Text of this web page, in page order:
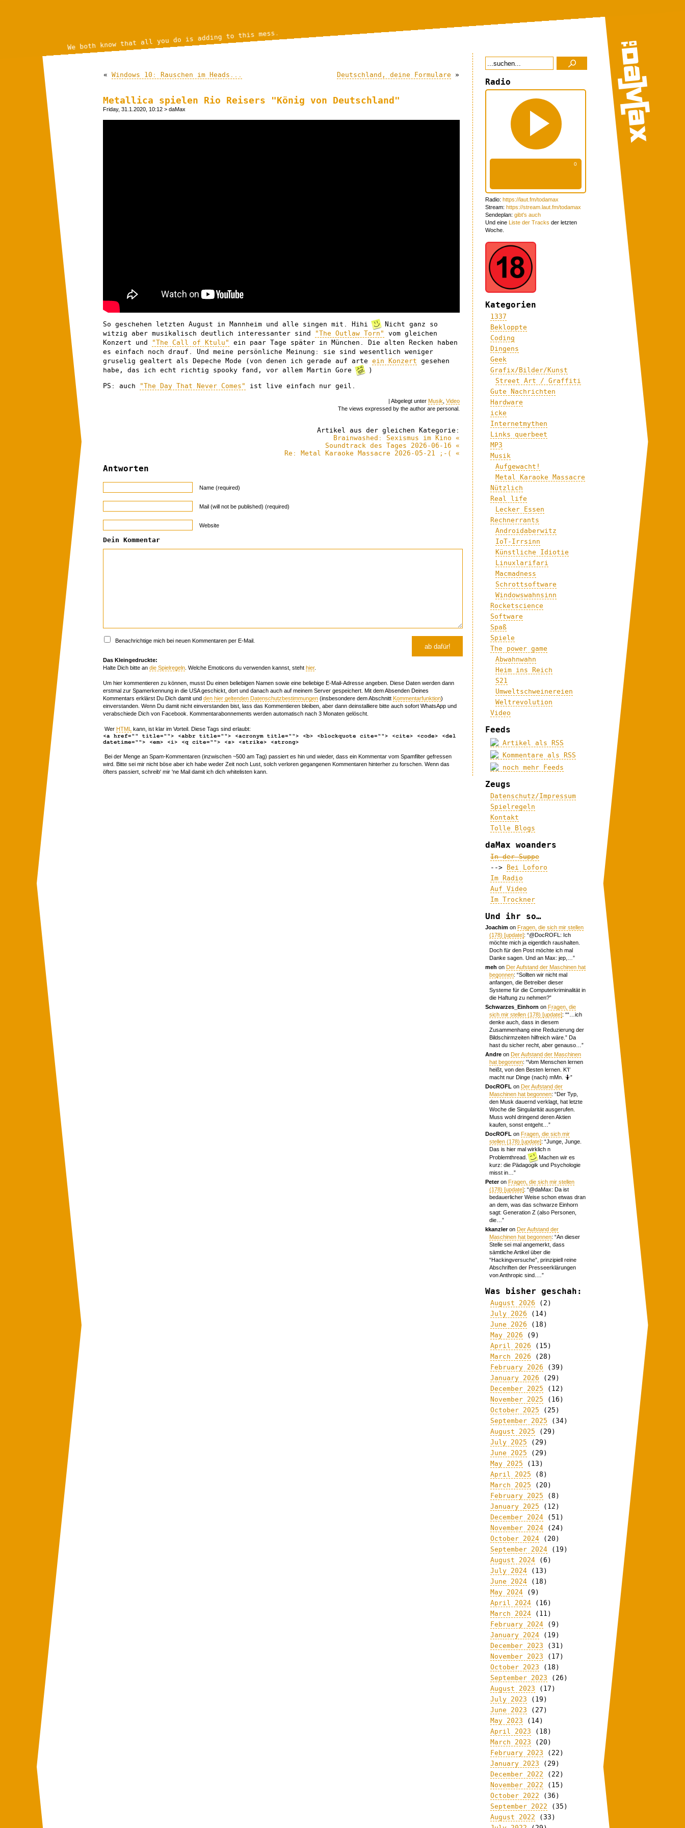
We both know that all you do is adding to this mess.
« Windows 10: Rauschen im Heads... Deutschland, deine Formulare »
Metallica spielen Rio Reisers "König von Deutschland"
Friday, 31.1.2020, 10:12 > daMax
So geschehen letzten August in Mannheim und alle singen mit. Hihi
Nicht ganz so
witzig aber musikalisch deutlich interessanter sind
"The Outlaw Torn"
vom gleichen
Konzert und
"The Call of Ktulu"
ein paar Tage später in München. Die alten Recken haben
es einfach noch drauf. Und meine persönliche Meinung: sie sind wesentlich weniger
gruselig gealtert als Depeche Mode (von denen ich gerade auf arte ein Konzert gesehen
habe, das ich echt richtig spooky fand, vor allem Martin Gore
)
PS: auch "The Day That Never Comes" ist live einfach nur geil.
| Abgelegt unter Musik Video
The views expressed by the author are personal.
Artikel aus der gleichen Kategorie:
Brainwashed: Sexismus im Kino «
Soundtrack des Tages 2026-06-16 «
Re: Metal Karaoke Massacre 2026-05-21 ;-( «
Antworten
Name (required)
Mail (will not be published) (required)
Website
Dein Kommentar
Benachrichtige mich bei neuen Kommentaren per E-Mail.
Das Kleingedruckte:
Halte Dich bitte an die Spielregeln . Welche Emoticons du verwenden kannst, steht hier.
Um hier kommentieren zu können, musst Du einen beliebigen Namen sowie eine beliebige E-Mail-Adresse angeben. Diese Daten werden dann
erstmal zur Spamerkennung in die USA geschickt, dort und danach auch auf meinem Server gespeichert. Mit dem Absenden Deines
Kommentars erklärst Du Dich damit und den hier geltenden Datenschutzbestimmungen (insbesondere dem Abschnitt Kommentarfunktion)
einverstanden. Wenn Du damit nicht einverstanden bist, lass das Kommentieren bleiben, aber dann deinstalliere bitte auch sofort WhatsApp und
verabschiede Dich von Facebook. Kommentarabonnements werden automatisch nach 3 Monaten gelöscht.
Wer HTML kann, ist klar im Vorteil. Diese Tags sind erlaubt:
<a href="" title=""> <abbr title=""> <acronym title=""> <b> <blockquote cite=""> <cite> <code> <del
datetime=""> <em> <i> <q cite=""> <s> <strike> <strong>
Bei der Menge an Spam-Kommentaren (inzwischen ~500 am Tag) passiert es hin und wieder, dass ein Kommentar vom Spamfilter gefressen
wird. Bitte sei mir nicht böse aber ich habe weder Zeit noch Lust, solch verloren gegangenen Kommentaren hinterher zu forschen. Wenn das
öfters passiert, schreib' mir 'ne Mail damit ich dich whitelisten kann.
Radio
Radio: https://laut.fm/todamax
Stream: https://stream.laut.fm/todamax
Sendeplan: gibt's auch
Und eine Liste der Tracks der letzten
Woche.
Kategorien
1337
Bekloppte
Coding
Dingens
Geek
Grafix/Bilder/Kunst
Street Art / Graffiti
Gute Nachrichten
Hardware
icke
Internetmythen
Links querbeet
MP3
Musik
Aufgewacht!
Metal Karaoke Massacre
Nützlich
Real life
Lecker Essen
Rechnerrants
Androidaberwitz
IoT-Irrsinn
Künstliche Idiotie
Linuxlarifari
Macmadness
Schrottsoftware
Windowswahnsinn
Rocketscience
Software
Spaß
Spiele
The power game
Abwahnwahn
Heim ins Reich
S21
Umweltschweinereien
Weltrevolution
Video
Feeds
Artikel als RSS
Kommentare als RSS
noch mehr Feeds
Zeugs
Datenschutz/Impressum
Spielregeln
Kontakt
Tolle Blogs
daMax woanders
In der Suppe
-->
Bei Loforo
Im Radio
Auf Video
Im Trockner
Und ihr so…
Joachim onFragen, die sich mir stellen
(178) [update]: “@DocROFL: Ich
möchte mich ja eigentlich raushalten.
Doch für den Post möchte ich mal
Danke sagen. Und an Max: jep,… ”
meh onDer Aufstand der Maschinen hat
begonnen: “Sollten wir nicht mal
anfangen, die Betreiber dieser
Systeme für die Computerkriminalität in
die Haftung zu nehmen?”
Schwarzes_Einhorn onFragen, die
sich mir stellen (178) [update]: ““…ich
denke auch, dass in diesem
Zusammenhang eine Reduzierung der
Bildschirmzeiten hilfreich wäre.” Da
hast du sicher recht, aber genauso… ”
Andre onDer Aufstand der Maschinen
hat begonnen: “Vom Menschen lernen
heißt, von den Besten lernen. K’I’
macht nur Dinge (nach) mMn. 🤷”
DocROFL onDer Aufstand der
Maschinen hat begonnen: “Der Typ,
den Musk dauernd verklagt, hat letzte
Woche die Singularität ausgerufen.
Muss wohl dringend deren Aktien
kaufen, sonst entgeht… ”
DocROFL onFragen, die sich mir
stellen (178) [update]: “Junge, Junge.
Das is hier mal wirklich n
Problemthread.
Machen wir es
kurz: die Pädagogik und Psychologie
misst in… ”
PeteronFragen, die sich mir stellen
(178) [update]: “@daMax: Da ist
bedauerlicher Weise schon etwas dran
an dem, was das schwarze Einhorn
sagt: Generation Z (also Personen,
die… ”
kkanzleronDer Aufstand der
Maschinen hat begonnen: “An dieser
Stelle sei mal angemerkt, dass
sämtliche Artikel über die
“Hackingversuche”, prinzipiell reine
Abschriften der Presseerklärungen
von Anthropic sind.… ”
Was bisher geschah:
August 2026 (2)
July 2026 (14)
June 2026 (18)
May 2026 (9)
April 2026 (15)
March 2026 (28)
February 2026 (39)
January 2026 (29)
December 2025 (12)
November 2025 (16)
October 2025 (25)
September 2025 (34)
August 2025 (29)
July 2025 (29)
June 2025 (29)
May 2025 (13)
April 2025 (8)
March 2025 (20)
February 2025 (8)
January 2025 (12)
December 2024 (51)
November 2024 (24)
October 2024 (20)
September 2024 (19)
August 2024 (6)
July 2024 (13)
June 2024 (18)
May 2024 (9)
April 2024 (16)
March 2024 (11)
February 2024 (9)
January 2024 (19)
December 2023 (31)
November 2023 (17)
October 2023 (18)
September 2023 (26)
August 2023 (17)
July 2023 (19)
June 2023 (27)
May 2023 (14)
April 2023 (18)
March 2023 (20)
February 2023 (22)
January 2023 (29)
December 2022 (22)
November 2022 (15)
October 2022 (36)
September 2022 (35)
August 2022 (33)